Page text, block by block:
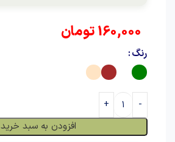
160,000تومان
رنگ
افزودن به سبد خرید